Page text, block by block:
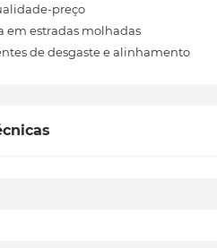
preço
em estradas molhadas
de desgaste e alinhamento